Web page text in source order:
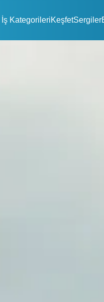
İş KategorileriKeşfetSergiler